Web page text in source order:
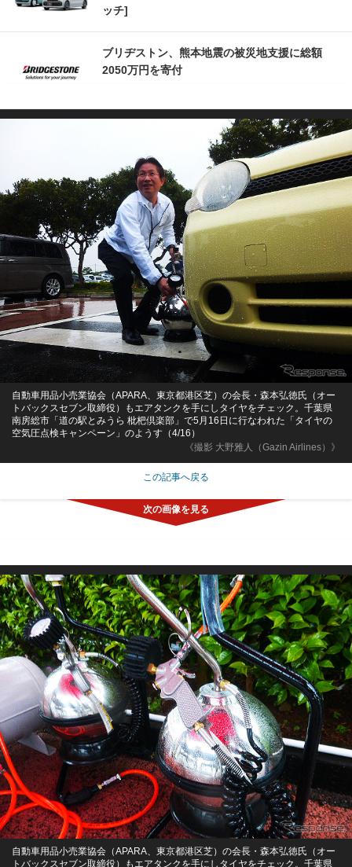
ッチ]
ブリヂストン、熊本地震の被災地支援に総額
2050万円を寄付
《撮影 大野雅人（Gazin Airlines）》
自動車用品小売業協会（APARA、東京都港区芝）の会長・森本弘徳氏（オー
トバックスセブン取締役）もエアタンクを手にしタイヤをチェック。千葉県
南房総市「道の駅とみうら 枇杷倶楽部」で5月16日に行なわれた「タイヤの
空気圧点検キャンペーン」のようす（4/16）
この記事へ戻る
自動車用品小売業協会（APARA、東京都港区芝）の会長・森本弘徳氏（オー
トバックスセブン取締役）もエアタンクを手にしタイヤをチェック。千葉県